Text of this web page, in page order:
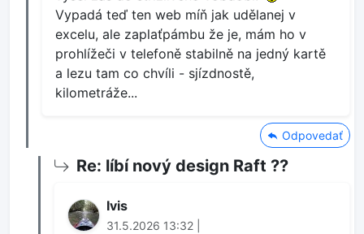
Vypadá teď ten web míň jak udělanej v
excelu, ale zaplaťpámbu že je, mám ho v
prohlížeči v telefoně stabilně na jedný kartě
a lezu tam co chvíli - sjízdnostě,
kilometráže...
Odpovedať
Re: líbí nový design Raft ??
Ivis
31.5.2026 13:32 |